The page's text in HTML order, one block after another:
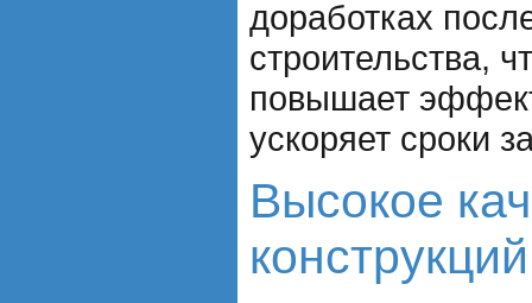
доработках
строительства,
повышает
ускоряет сроки
Высокое
конструкций